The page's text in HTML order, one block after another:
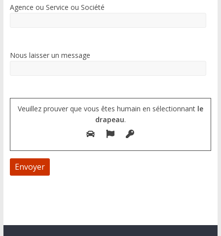
Agence ou Service ou Société
Nous laisser un message
Veuillez prouver que vous êtes humain en sélectionnantle
drapeau.
t